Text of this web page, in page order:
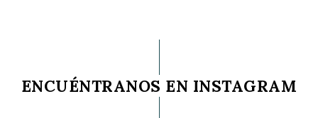
ENCUÉNTRANOS EN INSTAGRAM